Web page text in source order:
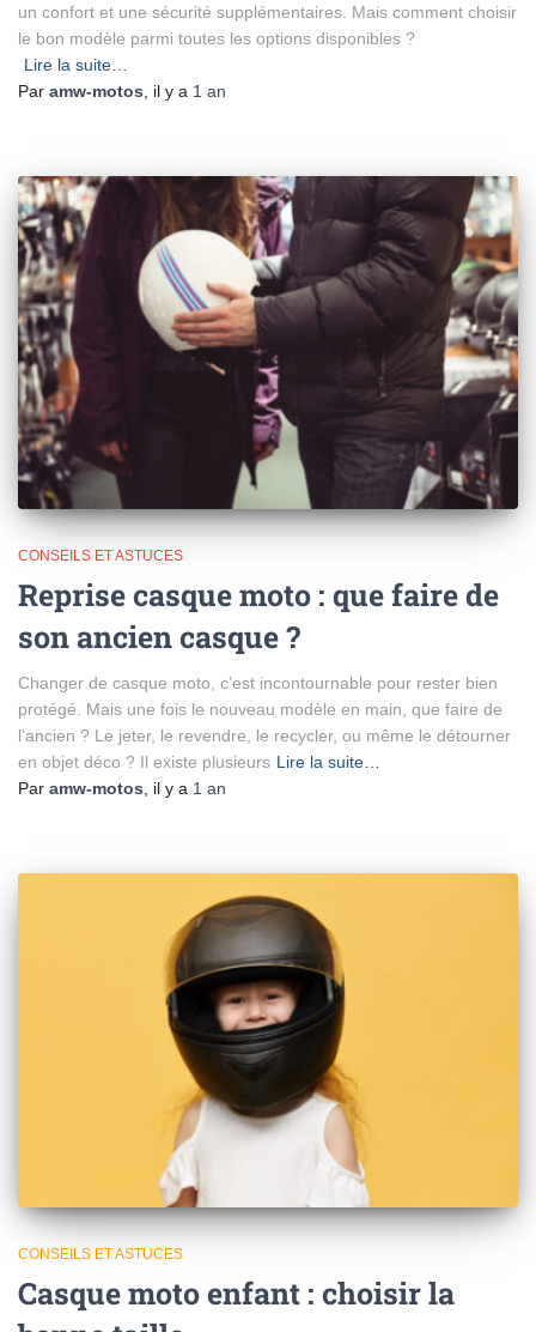
un confort et une sécurité supplémentaires. Mais comment choisir
le bon modèle parmi toutes les options disponibles ?
Lire la suite…
Par amw-motos , il y a 1 an
CONSEILS ET ASTUCES
Reprise casque moto : que faire de
son ancien casque ?
Changer de casque moto, c’est incontournable pour rester bien
protégé. Mais une fois le nouveau modèle en main, que faire de
l’ancien ? Le jeter, le revendre, le recycler, ou même le détourner
en objet déco ? Il existe plusieurs Lire la suite…
Par amw-motos, il y a 1 an
CONSEILS ET ASTUCES
Casque moto enfant : choisir la